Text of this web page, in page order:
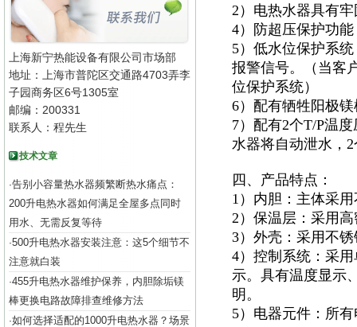
上海新宁热能设备有限公司市场部
地址：上海市普陀区交通路4703弄李
子园商务区6号1305室
邮编：200331
联系人：程先生
技术文章
·告别小容量热水器频繁断热水痛点：
200升电热水器如何满足全屋多点同时
用水、无需反复等待
·500升电热水器安装注意：这5个细节不
注意就白装
·455升电热水器维护保养，内胆除垢镁
棒更换电路故障排查维修方法
·如何选择适配的1000升电热水器？场景
2）电热水器具有
4）防超压保护功
5）低水位保护系
报警信号。（当客
位保护系统）
6）配有牺牲阳极
7）配有2个T/P温
水器将自动泄水，
四、产品特点：
1）内胆：主体采
2）保温层：采用
3）外壳：采用不
4）控制系统：采
示。具有温度显示
明。
5）电器元件：所